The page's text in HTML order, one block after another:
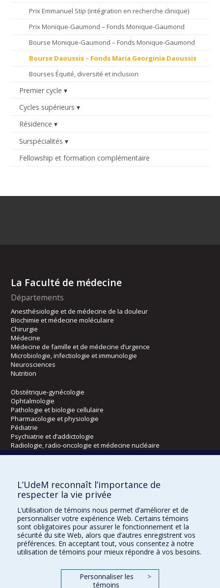
Prix Emmanuel Stip (intégration en recherche clinique)
Prix Monique-Gaumond – Fonds Monique-Gaumond
Bourse Monique-Gaumond – Fonds Monique-Gaumond
Bourse Daoussis – Fonds Maria Georginia Daoussis
Bourses Équité, diversité et inclusion
Premier cycle
Cycles supérieurs
Résidence
Surspécialités
Fellowship et formation complémentaire
La Faculté de médecine
Départements
Anesthésiologie et de médecine de la douleur
Biochimie et médecine moléculaire
Chirurgie
Médecine
Médecine de famille et de médecine d’urgence
Microbiologie, infectiologie et immunologie
Neurosciences
Nutrition
Obstétrique-gynécologie
Ophtalmologie
Pathologie et biologie cellulaire
Pharmacologie et physiologie
Pédiatrie
Psychiatrie et d’addictologie
Radiologie, radio-oncologie et médecine nucléaire
Kinésiologie et des sciences de l’activité physique
Orthophonie et audiologie
Réadaptation
Directions
DPC
CPASS
L’UdeM reconnaît l’importance de
respecter la vie privée
L’utilisation de témoins nous permet d’améliorer et de
personnaliser votre expérience Web. Certains témoins
sont obligatoires pour assurer le fonctionnement et la
sécurité du site Web, alors que d’autres enregistrent vos
préférences. En acceptant tout, vous consentez à notre
utilisation de témoins pour mieux répondre à vos besoins.
Personnaliser les
témoins
>